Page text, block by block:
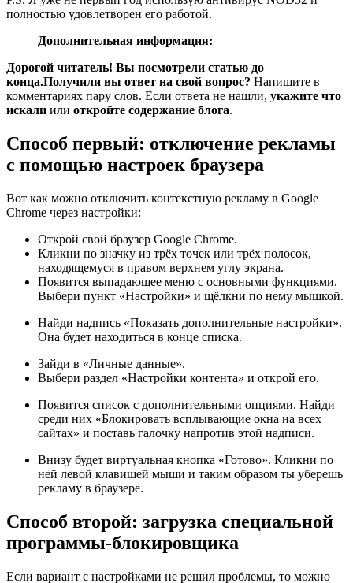
полностью удовлетворен его работой.
Дополнительная информация:
Дорогой читатель! Вы посмотрели статью до
конца.Получили вы ответ на свой вопрос? Напишите в
комментариях пару слов. Если ответа не нашли, укажите что
искали или откройте содержание блога.
Способ первый: отключение рекламы
с помощью настроек браузера
Вот как можно отключить контекстную рекламу в Google
Chrome через настройки:
Открой свой браузер Google Chrome.
Кликни по значку из трёх точек или трёх полосок,
находящемуся в правом верхнем углу экрана.
Появится выпадающее меню с основными функциями.
Выбери пункт «Настройки» и щёлкни по нему мышкой.
Найди надпись «Показать дополнительные настройки».
Она будет находиться в конце списка.
Зайди в «Личные данные».
Выбери раздел «Настройки контента» и открой его.
Появится список с дополнительными опциями. Найди
среди них «Блокировать всплывающие окна на всех
сайтах» и поставь галочку напротив этой надписи.
Внизу будет виртуальная кнопка «Готово». Кликни по
ней левой клавишей мыши и таким образом ты уберешь
рекламу в браузере.
Способ второй: загрузка специальной
программы-блокировщика
Если вариант с настройками не решил проблемы, то можно